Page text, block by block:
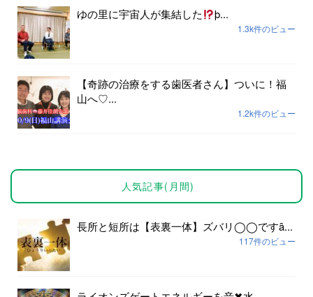
ゆの里に宇宙人が集結した þ...
1.3k件のビュー
【奇跡の治療をする歯医者さん】ついに！福
山へ♡...
1.2k件のビュー
人気記事(月間)
長所と短所は【表裏一体】ズバリ◯◯ですȃ...
117件のビュー